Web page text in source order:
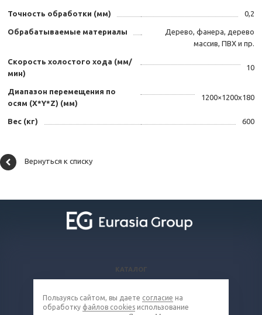
Точность обработки (мм) 0,2
Обрабатываемые материалы
Дерево, фанера, дерево
массив, ПВХ и пр.
Скорость холостого хода (мм/
мин)
10
Диапазон перемещения по
осям (X*Y*Z) (мм)
1200×1200x180
Вес (кг) 600
Вернуться к списку
КАТАЛОГ
КОМПАНИЯ
Пользуясь сайтом, вы даете согласие на
обработку файлов cookies использование